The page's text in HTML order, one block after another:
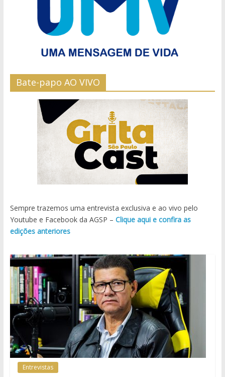
Bate-papo AO VIVO
Sempre trazemos uma entrevista exclusiva e ao vivo pelo
Youtube e Facebook da AGSP – Clique aqui e confira as
edições anteriores
Entrevistas